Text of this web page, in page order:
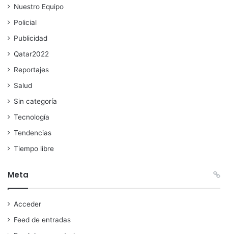
Nuestro Equipo
Policial
Publicidad
Qatar2022
Reportajes
Salud
Sin categoría
Tecnología
Tendencias
Tiempo libre
Meta
Acceder
Feed de entradas